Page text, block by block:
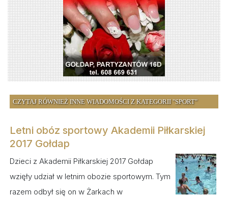
CZYTAJ RÓWNIEŻ INNE WIADOMOŚCI Z KATEGORII "SPORT"
Letni obóz sportowy Akademii Piłkarskiej
2017 Gołdap
Dzieci z Akademii Piłkarskiej 2017 Gołdap
wzięły udział w letnim obozie sportowym. Tym
razem odbył się on w Żarkach w